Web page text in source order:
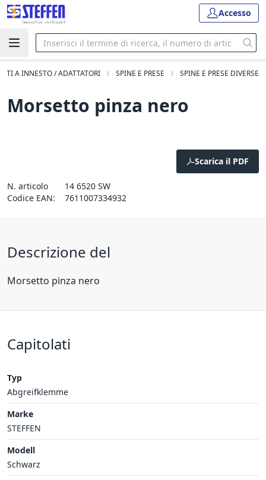
Accesso
A INNESTO / ADATTATORI SPINE E PRESE SPINE E PRESE DIVERSE
Morsetto pinza nero
Scarica il PDF
N. articolo
14 6520 SW
Codice EAN:
7611007334932
Descrizione del
Morsetto pinza nero
Capitolati
Typ
Abgreifklemme
Marke
STEFFEN
Modell
Schwarz